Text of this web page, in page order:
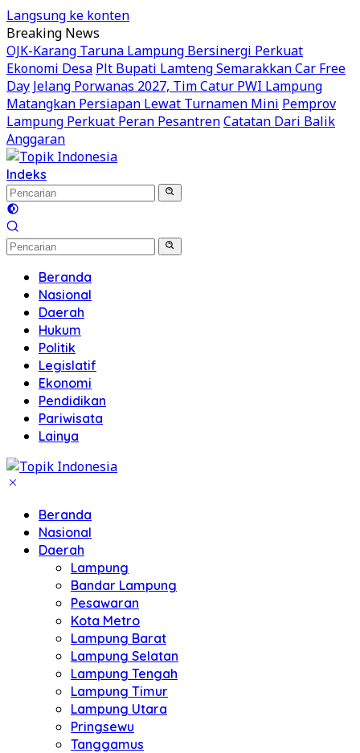
Langsung ke konten
Breaking News
OJK-Karang Taruna Lampung Bersinergi Perkuat
Ekonomi Desa Plt Bupati Lamteng Semarakkan Car Free
Day Jelang Porwanas 2027, Tim Catur PWI Lampung
Matangkan Persiapan Lewat Turnamen Mini Pemprov
Lampung Perkuat Peran PesantrenCatatan Dari Balik
Anggaran
Indeks
Beranda
Nasional
Daerah
Hukum
Politik
Legislatif
Ekonomi
Pendidikan
Pariwisata
Lainya
Beranda
Nasional
Daerah
Lampung
Bandar Lampung
Pesawaran
Kota Metro
Lampung Barat
Lampung Selatan
Lampung Tengah
Lampung Timur
Lampung Utara
Pringsewu
Tanggamus